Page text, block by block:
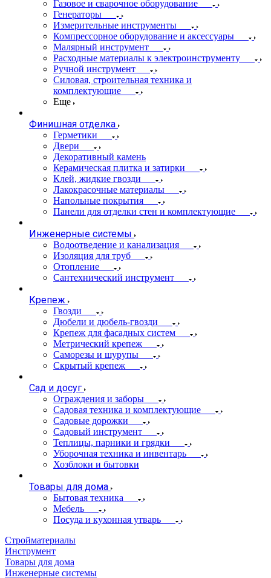
Газовое и сварочное оборудование
Генераторы
Измерительные инструменты
Компрессорное оборудование и аксессуары
Малярный инструмент
Расходные материалы к электроинструменту
Ручной инструмент
Силовая, строительная техника и
комплектующие
Еще
Финишная отделка
Герметики
Двери
Декоративный камень
Керамическая плитка и затирки
Клей, жидкие гвозди
Лакокрасочные материалы
Напольные покрытия
Панели для отделки стен и комплектующие
Инженерные системы
Водоотведение и канализация
Изоляция для труб
Отопление
Сантехнический инструмент
Крепеж
Гвозди
Дюбели и дюбель-гвозди
Крепеж для фасадных систем
Метрический крепеж
Саморезы и шурупы
Скрытый крепеж
Сад и досуг
Ограждения и заборы
Садовая техника и комплектующие
Садовые дорожки
Садовый инструмент
Теплицы, парники и грядки
Уборочная техника и инвентарь
Хозблоки и бытовки
Товары для дома
Бытовая техника
Мебель
Посуда и кухонная утварь
Стройматериалы
Инструмент
Товары для дома
Инженерные системы